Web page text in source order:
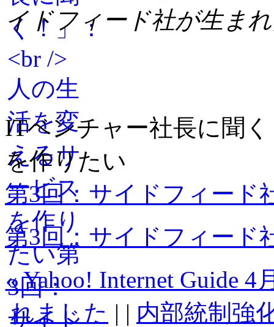
イドフィード社が生ま
ITベンチャー社長に聞
を作りたい
第3回：サイドフィード
第3回：サイドフィード
« Yahoo! Internet Guide
れました | | 内部統制強